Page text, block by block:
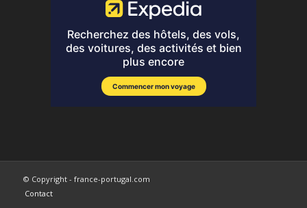
© Copyright - france-portugal.com
Contact